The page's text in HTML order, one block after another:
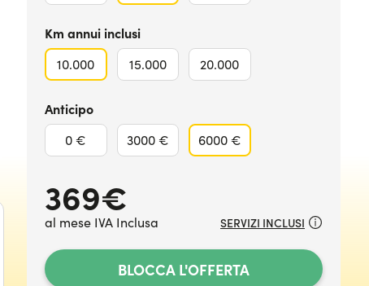
Km annui inclusi
10.000 15.000 20.000
Anticipo
0 € 3000 € 6000 €
369€
al mese IVA Inclusa
BLOCCA L'OFFERTA
SERVIZI INCLUSI